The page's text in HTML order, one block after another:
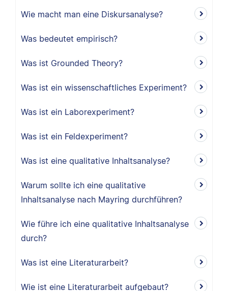
Wie macht man eine Diskursanalyse?
Was bedeutet empirisch?
Was ist Grounded Theory?
Was ist ein wissenschaftliches Experiment?
Was ist ein Laborexperiment?
Was ist ein Feldexperiment?
Was ist eine qualitative Inhaltsanalyse?
Warum sollte ich eine qualitative
Inhaltsanalyse nach Mayring durchführen?
Wie führe ich eine qualitative Inhaltsanalyse
durch?
Was ist eine Literaturarbeit?
Wie ist eine Literaturarbeit aufgebaut?